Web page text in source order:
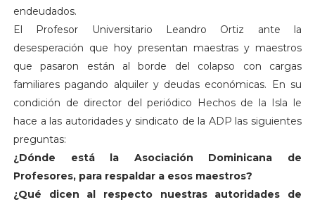
endeudados.
El Profesor Universitario Leandro Ortiz ante la
desesperación que hoy presentan maestras y maestros
que pasaron están al borde del colapso con cargas
familiares pagando alquiler y deudas económicas. En su
condición de director del periódico Hechos de la Isla le
hace a las autoridades y sindicato de la ADP las siguientes
preguntas:
¿Dónde está la Asociación Dominicana de
Profesores, para respaldar a esos maestros?
¿Qué dicen al respecto nuestras autoridades de